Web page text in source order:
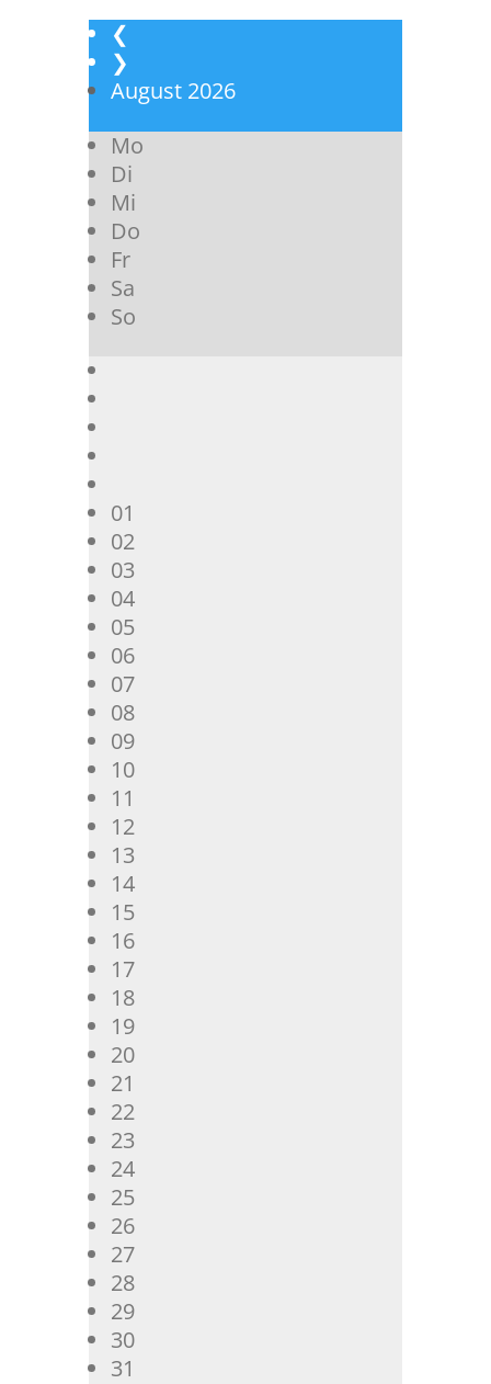
❮
❯
August 2026
Mo
Di
Mi
Do
Fr
Sa
So
01
02
03
04
05
06
07
08
09
10
11
12
13
14
15
16
17
18
19
20
21
22
23
24
25
26
27
28
29
30
31